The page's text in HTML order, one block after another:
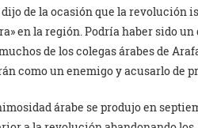
de la ocasión que la revolución
en la región. Podría haber sido
de los colegas árabes de
como un enemigo y acusarlo de
árabe se produjo en